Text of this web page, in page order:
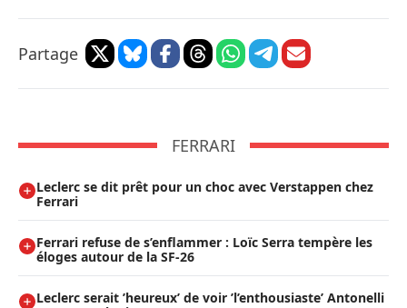
Partage
FERRARI
Leclerc se dit prêt pour un choc avec Verstappen chez
Ferrari
Ferrari refuse de s’enflammer : Loïc Serra tempère les
éloges autour de la SF-26
Leclerc serait ’heureux’ de voir ’l’enthousiaste’ Antonelli